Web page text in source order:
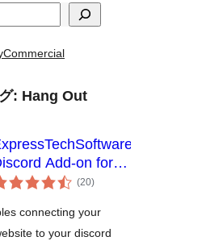
Commercial
: Hang Out
Add-on for
Memberships
(20個
の)
connecting your
to your discord